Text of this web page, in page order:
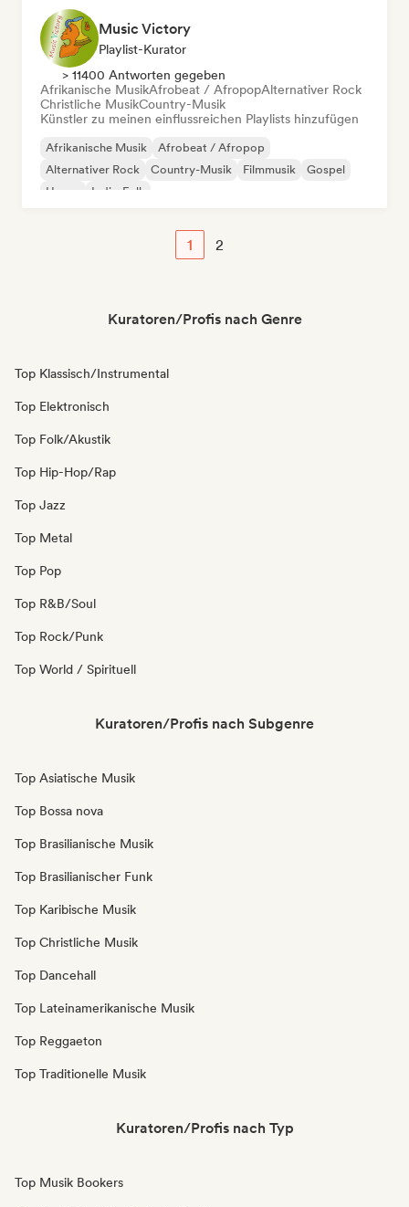
Music Victory
Playlist-Kurator
> 11400 Antworten gegeben
Afrikanische MusikAfrobeat / AfropopAlternativer Rock
Christliche MusikCountry-Musik
Künstler zu meinen einflussreichen Playlists hinzufügen
Afrikanische Musik
Afrobeat / Afropop
Alternativer Rock
Country-Musik Filmmusik
Gospel
House
Indie-Folk
1 2
Kuratoren/Profis nach Genre
Top Klassisch/Instrumental
Top Elektronisch
Top Folk/Akustik
Top Hip-Hop/Rap
Top Jazz
Top Metal
Top Pop
Top R&B/Soul
Top Rock/Punk
Top World / Spirituell
Kuratoren/Profis nach Subgenre
Top Asiatische Musik
Top Bossa nova
Top Brasilianische Musik
Top Brasilianischer Funk
Top Karibische Musik
Top Christliche Musik
Top Dancehall
Top Lateinamerikanische Musik
Top Reggaeton
Top Traditionelle Musik
Kuratoren/Profis nach Typ
Top Musik Bookers